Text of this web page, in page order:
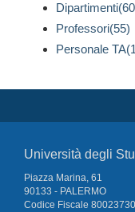
Professori(55)
Personale
Università degli
Piazza Marina, 61
90133 - PALERMO
Codice Fiscale